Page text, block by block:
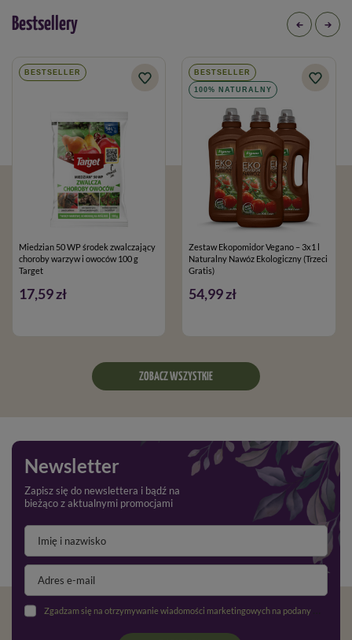
Bestsellery
BESTSELLER
Miedzian 50 WP środek zwalczający
choroby warzyw i owoców 100 g
Target
17,59 zł
BESTSELLER
100% NATURALNY
Zestaw Ekopomidor Vegano – 3x1 l
Naturalny Nawóz Ekologiczny (Trzeci
Gratis)
54,99 zł
ZOBACZ WSZYSTKIE
Newsletter
Zapisz się do newslettera i bądź na
bieżąco z aktualnymi promocjami
Zgadzam się na otrzymywanie wiadomości marketingowych na podany adres e-mail oraz przetwarzanie danych osobowych zgodnie z